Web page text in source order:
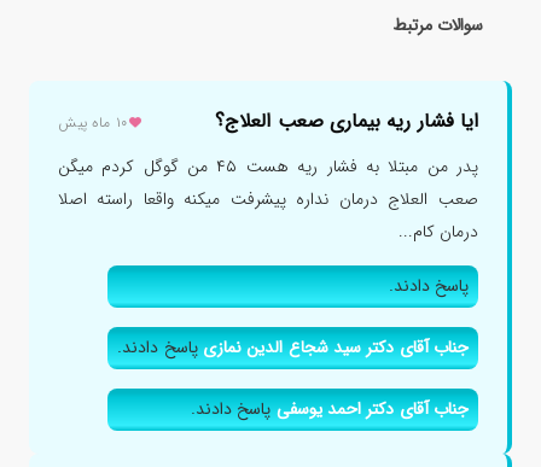
سوالات مرتبط
ایا فشار ریه بیماری صعب العلاج؟ ۱۰ ماه پیش
پدر من مبتلا به فشار ریه هست ۴۵ من گوگل کردم میگن
صعب العلاج درمان نداره پیشرفت میکنه واقعا راسته اصلا
درمان کام...
پاسخ دادند.
جناب آقای دکتر سید شجاع الدین نمازیپاسخ دادند.
جناب آقای دکتر احمد یوسفیپاسخ دادند.